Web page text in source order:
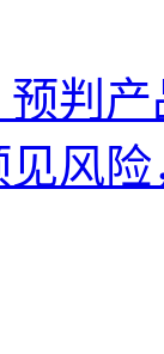
判
风